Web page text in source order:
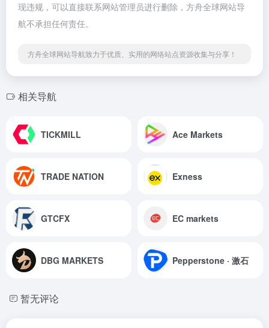
现违规，可以直接联系网站管理员进行删除，方舟全球网站导
航不承担任何责任。
方舟全球网站导航致力于优质、实用的网络站点资源收集与分享！
相关导航
TICKMILL Ace Markets
TRADE NATION Exness
GTCFX EC markets
DBG MARKETS Pepperstone · 激石
暂无评论